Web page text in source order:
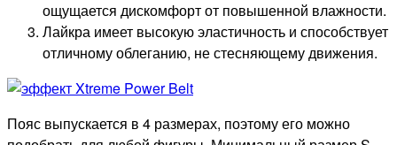
ощущается дискомфорт от повышенной влажности.
Лайкра имеет высокую эластичность и способствует
отличному облеганию, не стесняющему движения.
Пояс выпускается в 4 размерах, поэтому его можно